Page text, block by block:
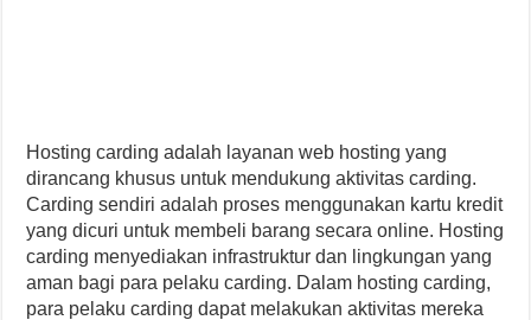
Hosting carding adalah layanan web hosting yang
dirancang khusus untuk mendukung aktivitas carding.
Carding sendiri adalah proses menggunakan kartu kredit
yang dicuri untuk membeli barang secara online. Hosting
carding menyediakan infrastruktur dan lingkungan yang
aman bagi para pelaku carding. Dalam hosting carding,
para pelaku carding dapat melakukan aktivitas mereka